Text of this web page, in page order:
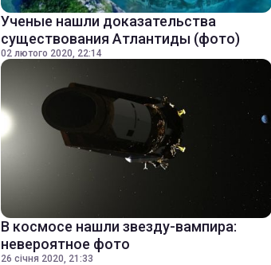
Ученые нашли доказательства
существования Атлантиды (фото)
02 лютого 2020, 22:14
В космосе нашли звезду-вампира:
невероятное фото
26 січня 2020, 21:33